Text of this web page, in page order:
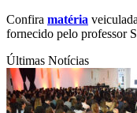
Confira matéria
fornecido pelo professor
Últimas Notícias